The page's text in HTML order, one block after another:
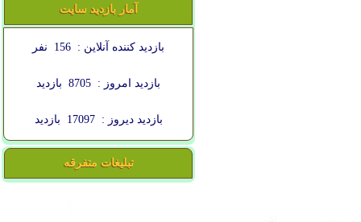
آمار بازدید سایت
بازدید کننده آنلاین : 156 نفر
بازدید امروز : 8705 بازدید
بازدید دیروز : 17097 بازدید
تبلیغات متفرقه